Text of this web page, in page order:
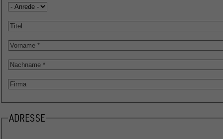
Anrede
Titel
Vorname
Nachname
Firma
ADRESSE